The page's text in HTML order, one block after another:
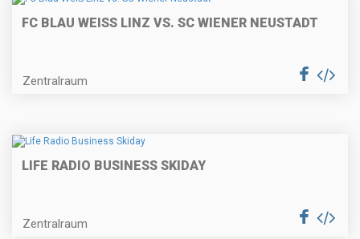
FC BLAU WEISS LINZ VS. SC WIENER NEUSTADT
Zentralraum
LIFE RADIO BUSINESS SKIDAY
Zentralraum